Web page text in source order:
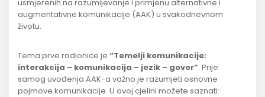
usmjerenih na razumijevanje i primjenu alternativne i
augmentativne komunikacije (AAK) u svakodnevnom
životu.
Tema prve radionice je “Temelji komunikacije:
interakcija – komunikacija – jezik – govor”. Prije
samog uvođenja AAK-a važno je razumjeti osnovne
pojmove komunikacije. U ovoj cjelini možete saznati: